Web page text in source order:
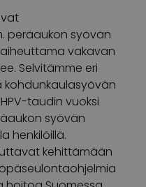
peräaukon syövän
vakavan
Selvitämme eri
kohdunkaulasyövän
taudin vuoksi
syövän
henkilöillä.
kehittämään